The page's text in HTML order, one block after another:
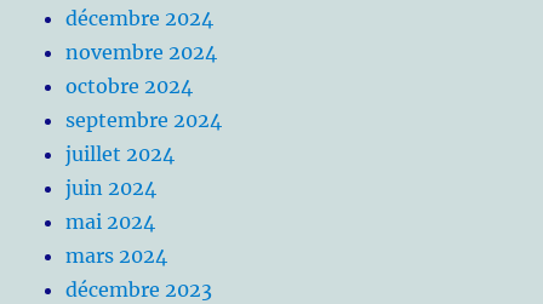
décembre 2024
novembre 2024
octobre 2024
septembre 2024
juillet 2024
juin 2024
mai 2024
mars 2024
décembre 2023